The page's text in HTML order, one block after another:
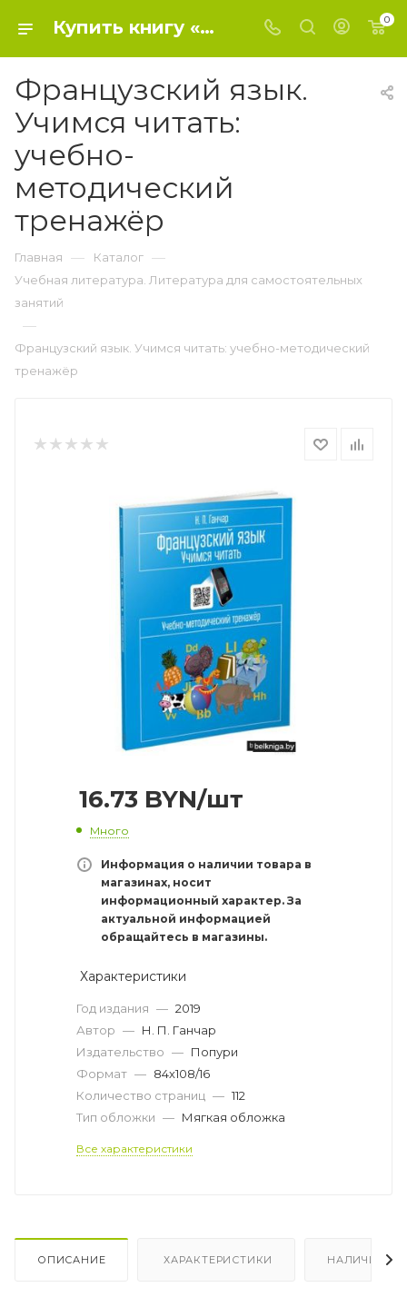
Купить книгу «Французский язык. Учимся читать: учебно-методический тренажёр» 2019, Н. П. Ганчар - Учебная литература. Литература для самостоятельных занятий 0
Французский язык.
Учимся читать:
учебно-
методический
тренажёр
Главная — Каталог —
Учебная литература. Литература для самостоятельных
занятий
—
Французский язык. Учимся читать: учебно-методический
тренажёр
16.73 BYN/шт
Много
Информация о наличии товара в
магазинах, носит
информационный характер. За
актуальной информацией
обращайтесь в магазины.
Характеристики
Год издания — 2019
Автор — Н. П. Ганчар
Издательство — Попури
Формат — 84х108/16
Количество страниц — 112
Тип обложки — Мягкая обложка
Все характеристики
ОПИСАНИЕ ХАРАКТЕРИСТИКИ НАЛИЧИЕ